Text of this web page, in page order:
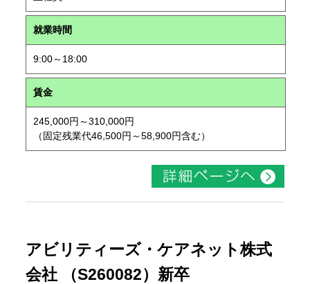
就業時間
9:00～18:00
賃金
245,000円～310,000円
（固定残業代46,500円～58,900円含む）
アビリティーズ・ケアネット株式
会社 （S260082）新卒